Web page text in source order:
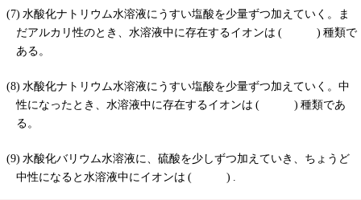
水酸化ナトリウム水溶液にうすい塩酸を少量ずつ加えていく。ま
だアルカリ性のとき、水溶液中に存在するイオンは
種類で
ある。
水酸化ナトリウム水溶液にうすい塩酸を少量ずつ加えていく。中
性になったとき、水溶液中に存在するイオンは
種類であ
る。
水酸化バリウム水溶液に、硫酸を少しずつ加えていき、ちょうど
中性になると水溶液中にイオンは